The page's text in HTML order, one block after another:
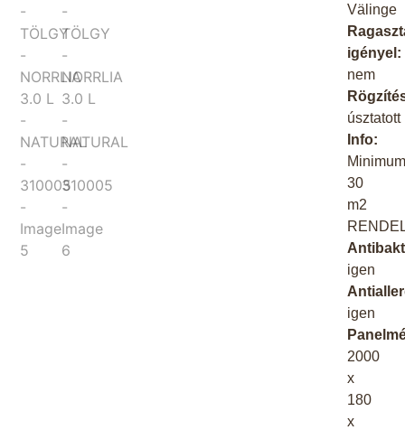
Välinge
igényel:
nem
úsztatott
Info:
30
m2
igen
igen
2000
x
180
x